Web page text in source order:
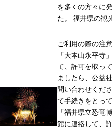
を多くの方々に
た。 福井県の観
ご利用の際の注意
「大本山永平寺
て、許可を取っ
ましたら、公益
問い合わせくだ
て手続きをとって
「福井県立恐竜
館に連絡して、